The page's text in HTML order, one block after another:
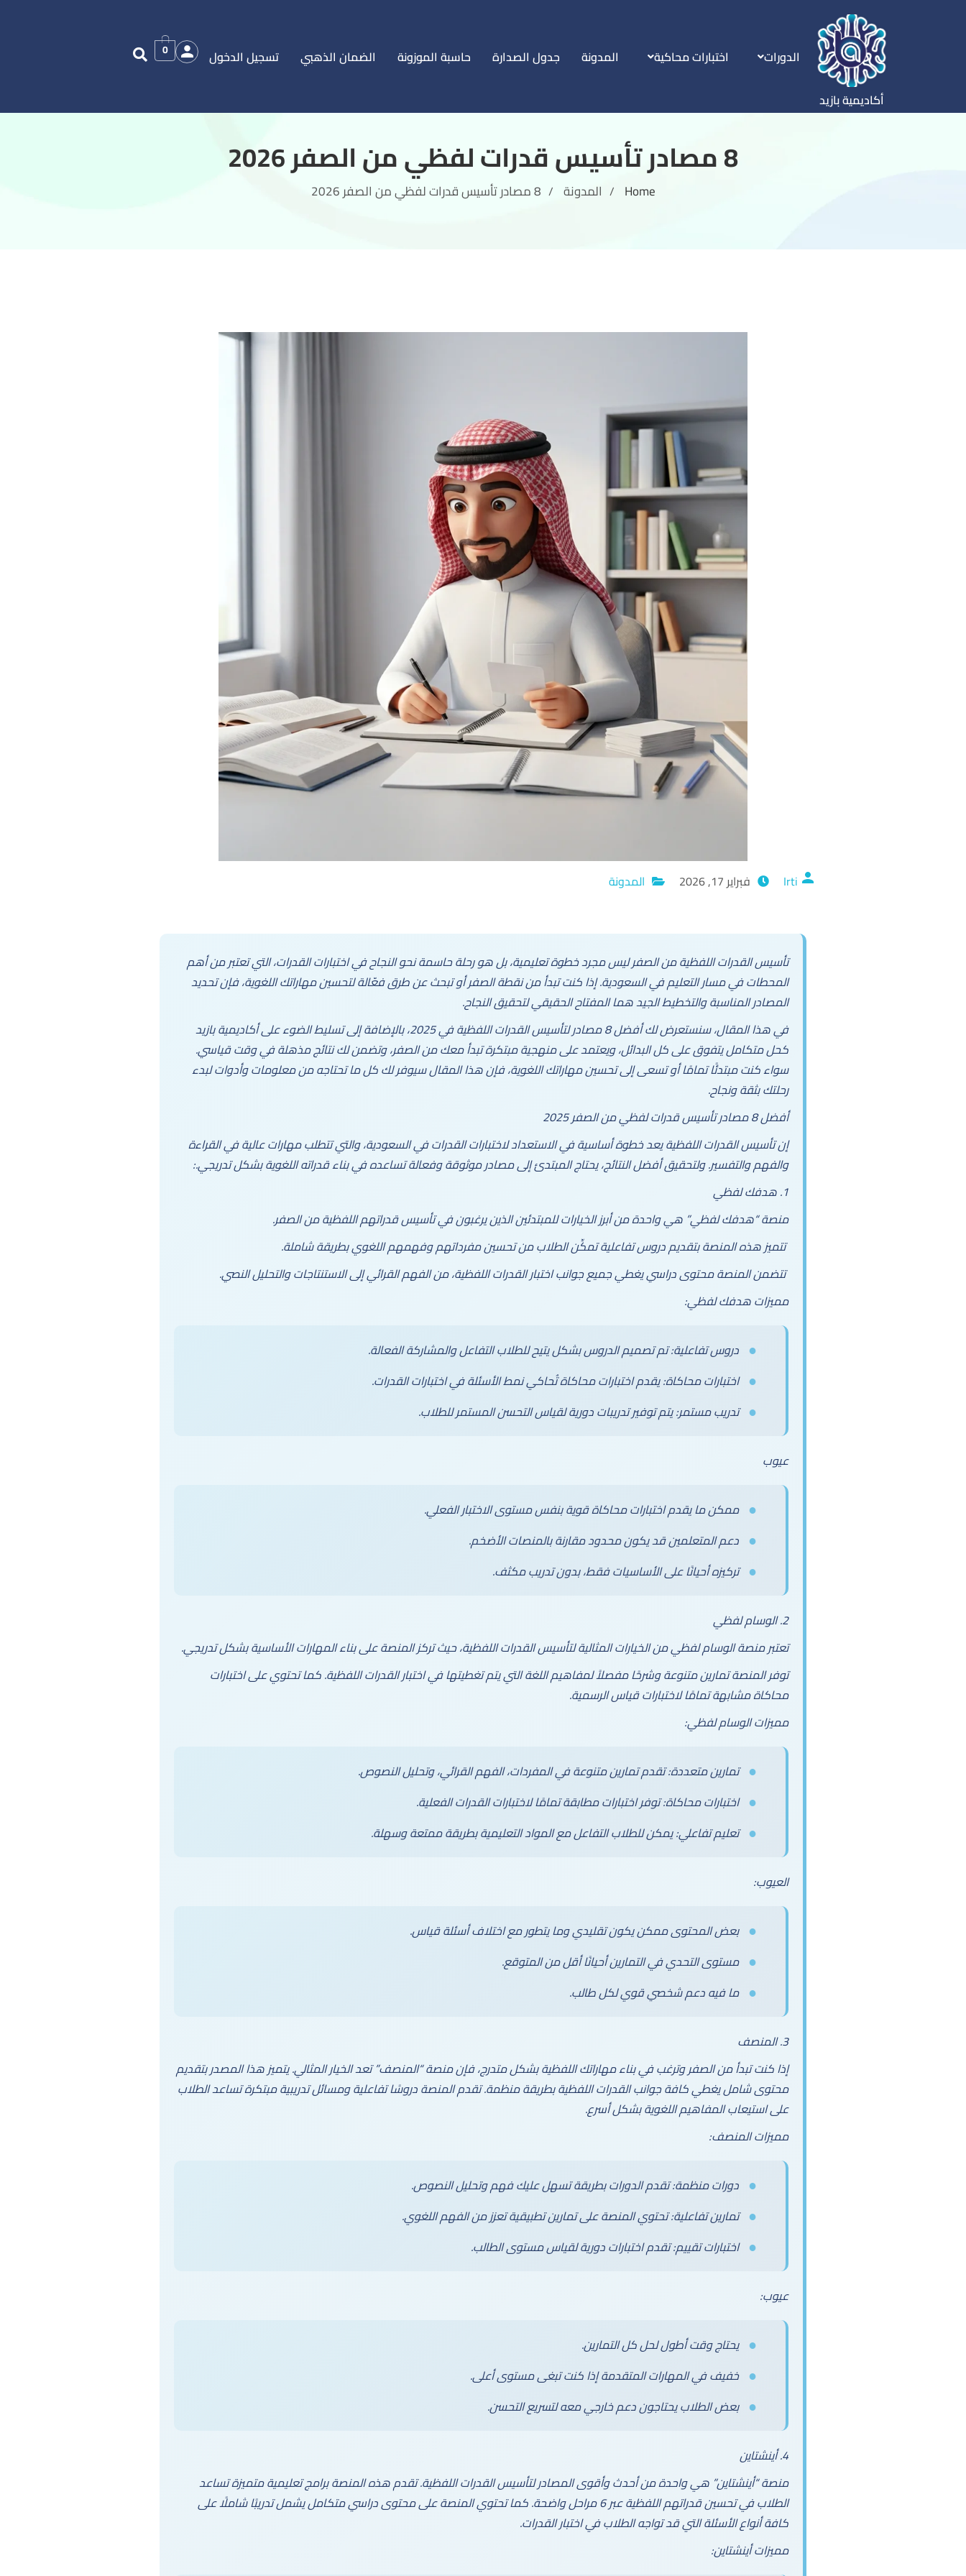
أكاديمية بازيد
الدورات اختبارات محاكية المدونة جدول الصدارة حاسبة الموزونة الضمان الذهبي تسجيل الدخول 0
8 مصادر تأسيس قدرات لفظي من الصفر 2026
Home
/ المدونة / 8 مصادر تأسيس قدرات لفظي من الصفر 2026
Irti فبراير 17, 2026 المدونة
تأسيس القدرات اللفظية من الصفر ليس مجرد خطوة تعليمية، بل هو رحلة حاسمة نحو النجاح في اختبارات القدرات، التي تعتبر من أهم
المحطات في مسار التعليم في السعودية. إذا كنت تبدأ من نقطة الصفر أو تبحث عن طرق فعّالة لتحسين مهاراتك اللغوية، فإن تحديد
المصادر المناسبة والتخطيط الجيد هما المفتاح الحقيقي لتحقيق النجاح.
في هذا المقال، سنستعرض لك أفضل 8 مصادر لتأسيس القدرات اللفظية في 2025، بالإضافة إلى تسليط الضوء على أكاديمية بازيد
كحل متكامل يتفوق على كل البدائل، ويعتمد على منهجية مبتكرة تبدأ معك من الصفر، وتضمن لك نتائج مذهلة في وقت قياسي.
سواء كنت مبتدئًا تمامًا أو تسعى إلى تحسين مهاراتك اللغوية، فإن هذا المقال سيوفر لك كل ما تحتاجه من معلومات وأدوات لبدء
رحلتك بثقة ونجاح.
أفضل 8 مصادر تأسيس قدرات لفظي من الصفر 2025
إن تأسيس القدرات اللفظية يعد خطوة أساسية في الاستعداد لاختبارات القدرات في السعودية، والتي تتطلب مهارات عالية في القراءة
والفهم والتفسير. ولتحقيق أفضل النتائج، يحتاج المبتدئ إلى مصادر موثوقة وفعالة تساعده في بناء قدراته اللغوية بشكل تدريجي.:
1. هدفك لفظي
منصة “هدفك لفظي” هي واحدة من أبرز الخيارات للمبتدئين الذين يرغبون في تأسيس قدراتهم اللفظية من الصفر.
تتميز هذه المنصة بتقديم دروس تفاعلية تمكِّن الطلاب من تحسين مفرداتهم وفهمهم اللغوي بطريقة شاملة.
تتضمن المنصة محتوى دراسي يغطي جميع جوانب اختبار القدرات اللفظية، من الفهم القرائي إلى الاستنتاجات والتحليل النصي.
مميزات هدفك لفظي:
دروس تفاعلية: تم تصميم الدروس بشكل يتيح للطلاب التفاعل والمشاركة الفعالة.
اختبارات محاكاة: يقدم اختبارات محاكاة تُحاكي نمط الأسئلة في اختبارات القدرات.
تدريب مستمر: يتم توفير تدريبات دورية لقياس التحسن المستمر للطلاب.
عيوب
ممكن ما يقدم اختبارات محاكاة قوية بنفس مستوى الاختبار الفعلي.
دعم المتعلمين قد يكون محدود مقارنة بالمنصات الأضخم.
تركيزه أحيانًا على الأساسيات فقط، بدون تدريب مكثف.
2. الوسام لفظي
تعتبر منصة الوسام لفظي من الخيارات المثالية لتأسيس القدرات اللفظية، حيث تركز المنصة على بناء المهارات الأساسية بشكل تدريجي.
توفر المنصة تمارين متنوعة وشرحًا مفصلاً لمفاهيم اللغة التي يتم تغطيتها في اختبار القدرات اللفظية. كما تحتوي على اختبارات
محاكاة مشابهة تمامًا لاختبارات قياس الرسمية.
مميزات الوسام لفظي:
تمارين متعددة: تقدم تمارين متنوعة في المفردات، الفهم القرائي، وتحليل النصوص.
اختبارات محاكاة: توفر اختبارات مطابقة تمامًا لاختبارات القدرات الفعلية.
تعليم تفاعلي: يمكن للطلاب التفاعل مع المواد التعليمية بطريقة ممتعة وسهلة.
العيوب:
بعض المحتوى ممكن يكون تقليدي وما يتطور مع اختلاف أسئلة قياس.
مستوى التحدي في التمارين أحيانًا أقل من المتوقع.
ما فيه دعم شخصي قوي لكل طالب.
3. المنصف
إذا كنت تبدأ من الصفر وترغب في بناء مهاراتك اللفظية بشكل متدرج، فإن منصة “المنصف” تعد الخيار المثالي. يتميز هذا المصدر بتقديم
محتوى شامل يغطي كافة جوانب القدرات اللفظية بطريقة منظمة. تقدم المنصة دروسًا تفاعلية ومسائل تدريبية مبتكرة تساعد الطلاب
على استيعاب المفاهيم اللغوية بشكل أسرع.
مميزات المنصف:
دورات منظمة: تقدم الدورات بطريقة تسهل عليك فهم وتحليل النصوص.
تمارين تفاعلية: تحتوي المنصة على تمارين تطبيقية تعزز من الفهم اللغوي.
اختبارات تقييم: تقدم اختبارات دورية لقياس مستوى الطالب.
عيوب:
يحتاج وقت أطول لحل كل التمارين.
خفيف في المهارات المتقدمة إذا كنت تبغى مستوى أعلى.
بعض الطلاب يحتاجون دعم خارجي معه لتسريع التحسن.
4. أينشتاين
منصة “أينشتاين” هي واحدة من أحدث وأقوى المصادر لتأسيس القدرات اللفظية. تقدم هذه المنصة برامج تعليمية متميزة تساعد
الطلاب في تحسين قدراتهم اللفظية عبر 6 مراحل واضحة. كما تحتوي المنصة على محتوى دراسي متكامل يشمل تدريبًا شاملًا على
كافة أنواع الأسئلة التي قد تواجه الطلاب في اختبار القدرات.
مميزات أينشتاين: